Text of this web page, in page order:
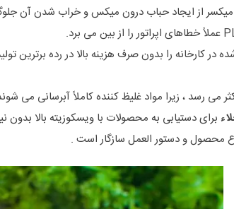
از ایجاد حباب درون میکس و خراب شدن آن
در کارخانه را بدون صرف هزینه بالا در رده برترین
می رسد ، زیرا مواد غلیظ کننده کاملاً آبرسانی می
برای دستیابی به محصولات با ویسکوزیته بالا
محصول و دستور العمل سازگار است .